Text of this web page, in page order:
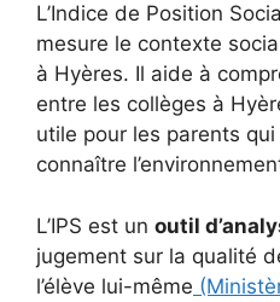
L’Indice de Position
mesure le contexte
à Hyères. Il aide à
entre les collèges à
utile pour les parents
connaître
L’IPS est un outil
jugement sur la qualité
l’élève lui-même